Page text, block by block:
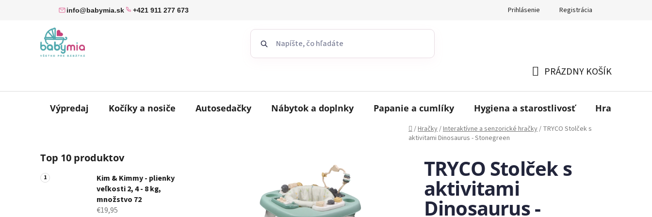
info@babymia.sk +421 911 277 673 Prihlásenie Registrácia
KOŠÍK
PRÁZDNY KOŠÍK
Výpredaj Kočíky a nosiče Autosedačky Nábytok a doplnky Papanie a cumlíky Hygiena a starostlivosť Hračky
Domov
/Hračky/Interaktívne a senzorické hračky/ TRYCO Stolček s
aktivitami Dinosaurus - Stonegreen
o
č
n
Top 10 produktov
Kim & Kimmy - plienky
veľkosti 2, 4 - 8 kg,
množstvo 72
€19,95
TRYCO Stolček s
aktivitami
Dinosaurus -